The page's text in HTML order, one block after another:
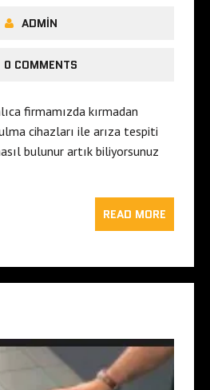
ADMIN
0 COMMENTS
firmamızda kırmadan
cihazları ile arıza tespiti
bulunur artık biliyorsunuz
READ MORE